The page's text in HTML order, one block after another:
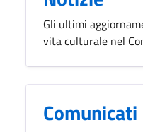
Gli ultimi
vita culturale nel
Comunicati